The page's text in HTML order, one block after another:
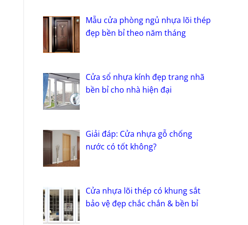
Mẫu cửa phòng ngủ nhựa lõi thép
đẹp bền bỉ theo năm tháng
Cửa sổ nhựa kính đẹp trang nhã
bền bỉ cho nhà hiện đại
Giải đáp: Cửa nhựa gỗ chống
nước có tốt không?
Cửa nhựa lõi thép có khung sắt
bảo vệ đẹp chắc chắn & bền bỉ